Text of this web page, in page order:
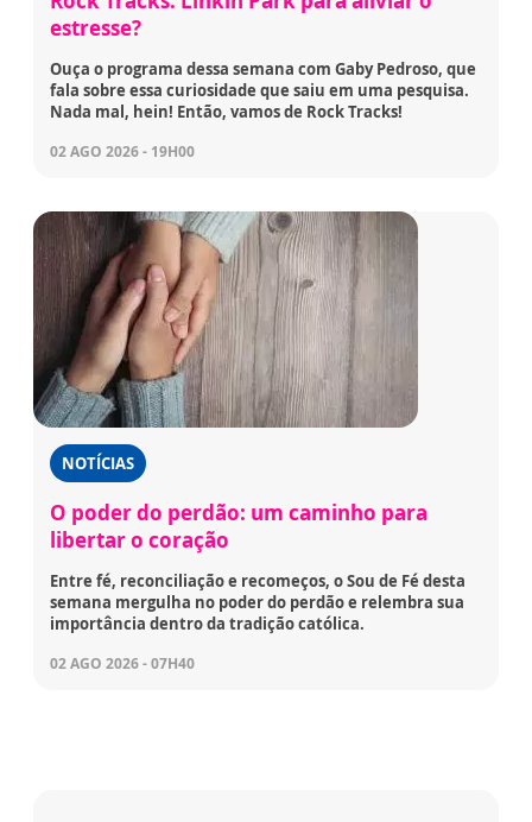
estresse?
Ouça o programa dessa semana com Gaby Pedroso, que
fala sobre essa curiosidade que saiu em uma pesquisa.
Nada mal, hein! Então, vamos de Rock Tracks!
02 AGO 2026 - 19H00
NOTÍCIAS
O poder do perdão: um caminho para
libertar o coração
Entre fé, reconciliação e recomeços, o Sou de Fé desta
semana mergulha no poder do perdão e relembra sua
importância dentro da tradição católica.
02 AGO 2026 - 07H40